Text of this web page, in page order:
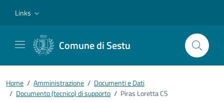
Links
Comune di Sestu
Home / Amministrazione / Documenti e Dati
/ Documento (tecnico) di supporto / Piras Loretta CS